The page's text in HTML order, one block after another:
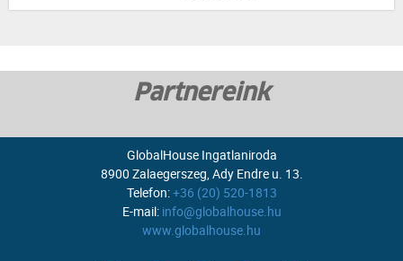
Partnereink
GlobalHouse Ingatlaniroda
8900 Zalaegerszeg, Ady Endre u. 13.
Telefon:+36 (20) 520-1813
E-mail: info@globalhouse.hu
www.globalhouse.hu